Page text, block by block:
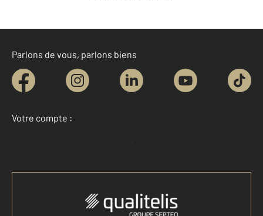
Parlons de vous, parlons biens
Votre compte :
Accéder à mon compte